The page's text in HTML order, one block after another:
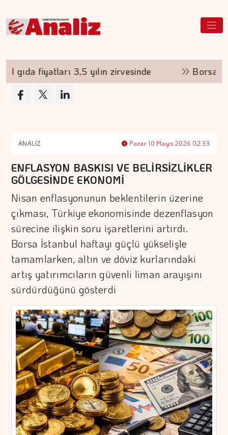
fiyatları 3,5 yılın zirvesinde Borsa
ANALİZ Pazar 10 Mayıs 2026 02:33
ENFLASYON BASKISI VE BELİRSİZLİKLER
GÖLGESİNDE EKONOMİ
Nisan enflasyonunun beklentilerin üzerine
çıkması, Türkiye ekonomisinde dezenflasyon
sürecine ilişkin soru işaretlerini artırdı.
Borsa İstanbul haftayı güçlü yükselişle
tamamlarken, altın ve döviz kurlarındaki
artış yatırımcıların güvenli liman arayışını
sürdürdüğünü gösterdi